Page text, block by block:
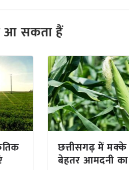
आ सकता हैं
छत्तीसगढ़ में
बेहतर आमदनी का